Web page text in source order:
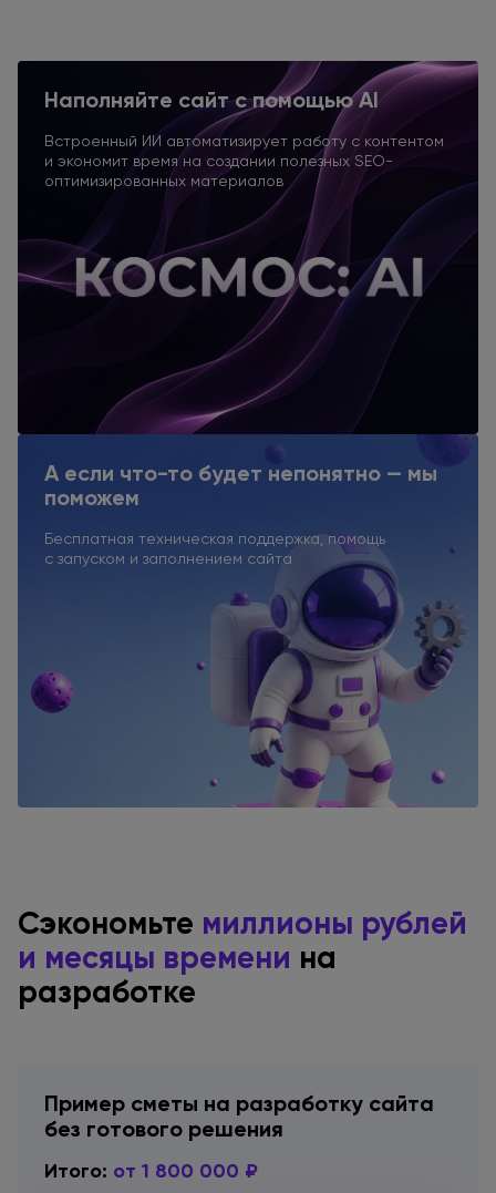
Наполняйте сайтс помощью AI
Встроенный ИИ автоматизирует работу с контентом
и экономит времяна создании полезных SEO-
оптимизированных материалов
А если что-то будет непонятно — мы
поможем
Бесплатная техническая поддержка, помощь
с запуском и заполнением сайта
Сэкономьте миллионы рублей
и месяцы времени на
разработке
Пример сметы на разработку сайта
без готового решения
Итого: от 1 800 000 ₽